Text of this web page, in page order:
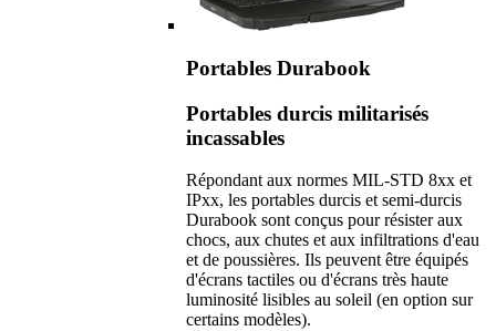
Portables Durabook
Portables durcis militarisés
incassables
Répondant aux normes MIL-STD 8xx et
IPxx, les portables durcis et semi-durcis
Durabook sont conçus pour résister aux
chocs, aux chutes et aux infiltrations d'eau
et de poussières. Ils peuvent être équipés
d'écrans tactiles ou d'écrans très haute
luminosité lisibles au soleil (en option sur
certains modèles).